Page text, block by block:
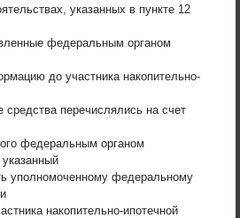
указанных в пункте 12
федеральным органом
до участника накопительно-
перечислялись на счет
федеральным органом
уполномоченному федеральному
накопительно-ипотечной